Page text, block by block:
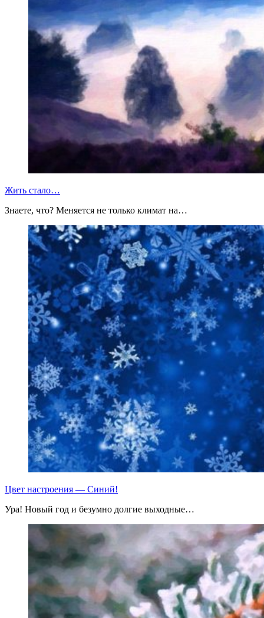
Жить стало…
Знаете, что? Меняется не только климат на…
Цвет настроения — Синий!
Ура! Новый год и безумно долгие выходные…